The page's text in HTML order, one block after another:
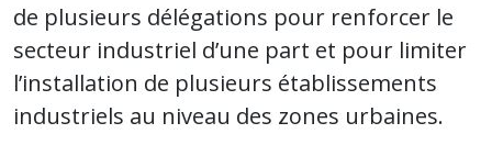
de plusieurs délégations pour renforcer le
secteur industriel d’une part et pour limiter
l’installation de plusieurs établissements
industriels au niveau des zones urbaines.